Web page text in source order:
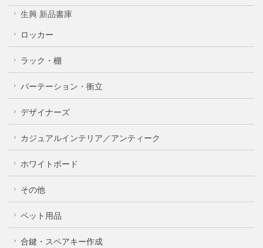
生興 新品書庫
ロッカー
ラック・棚
パーテーション・衝立
デザイナーズ
カジュアルインテリア／アンティーク
ホワイトボード
その他
ペット用品
合鍵・スペアキー作成